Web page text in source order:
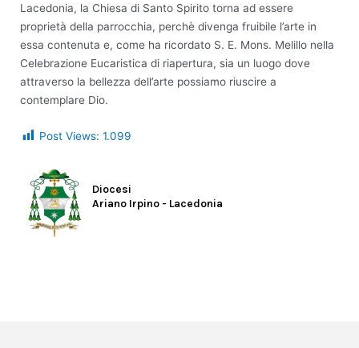
Lacedonia, la Chiesa di Santo Spirito torna ad essere
proprietà della parrocchia, perchè divenga fruibile l’arte in
essa contenuta e, come ha ricordato S. E. Mons. Melillo nella
Celebrazione Eucaristica di riapertura, sia un luogo dove
attraverso la bellezza dell’arte possiamo riuscire a
contemplare Dio.
Post Views: 1.099
Diocesi
Ariano Irpino - Lacedonia